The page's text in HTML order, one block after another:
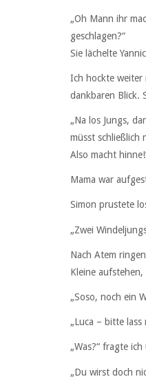
„Oh Mann ihr
geschlagen?“
Sie lächelte
Ich hockte weiter
dankbaren Blick.
„Na los Jungs,
müsst schließlich
Also macht
Mama war
Simon prustete
„Zwei
Nach Atem
Kleine
„Soso, noch ein
„Luca – bitte
„Was?“ fragte
„Du wirst doch